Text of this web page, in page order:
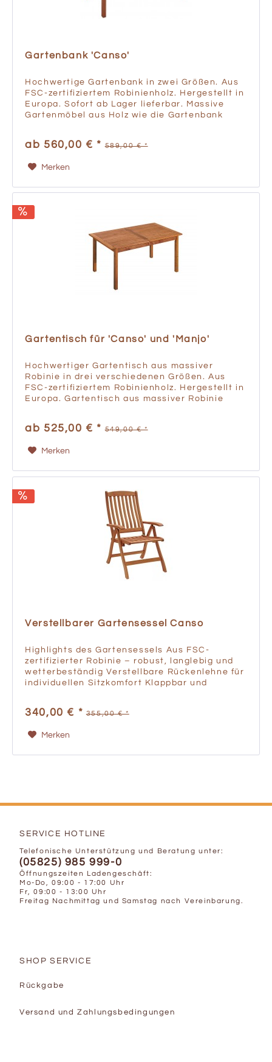
Gartenbank 'Canso'
Hochwertige Gartenbank in zwei Größen. Aus
FSC-zertifiziertem Robinienholz. Hergestellt in
Europa. Sofort ab Lager lieferbar. Massive
Gartenmöbel aus Holz wie die Gartenbank
ab 560,00 € * 589,00 € *
Merken
Gartentisch für 'Canso' und 'Manjo'
Hochwertiger Gartentisch aus massiver
Robinie in drei verschiedenen Größen. Aus
FSC-zertifiziertem Robinienholz. Hergestellt in
Europa. Gartentisch aus massiver Robinie
ab 525,00 € * 549,00 € *
Merken
Verstellbarer Gartensessel Canso
Highlights des Gartensessels Aus FSC-
zertifizierter Robinie – robust, langlebig und
wetterbeständig Verstellbare Rückenlehne für
individuellen Sitzkomfort Klappbar und
340,00 € * 355,00 € *
Merken
SERVICE HOTLINE
Telefonische Unterstützung und Beratung unter:
(05825) 985 999-0
Öffnungszeiten Ladengeschäft:
Mo-Do, 09:00 - 17:00 Uhr
Fr, 09:00 - 13:00 Uhr
Freitag Nachmittag und Samstag nach Vereinbarung.
SHOP SERVICE
Rückgabe
Versand und Zahlungsbedingungen